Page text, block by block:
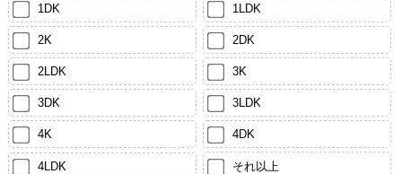
1DK 1LDK
2K 2DK
2LDK 3K
3DK 3LDK
4K 4DK
4LDK それ以上